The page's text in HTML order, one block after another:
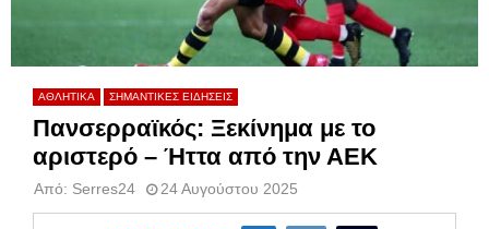
ΑΘΛΗΤΙΚΑ ΣΗΜΑΝΤΙΚΕΣ ΕΙΔΗΣΕΙΣ
Πανσερραϊκός: Ξεκίνημα με το
αριστερό – Ήττα από την ΑΕΚ
Από: Serres24 24 Αυγούστου 2025